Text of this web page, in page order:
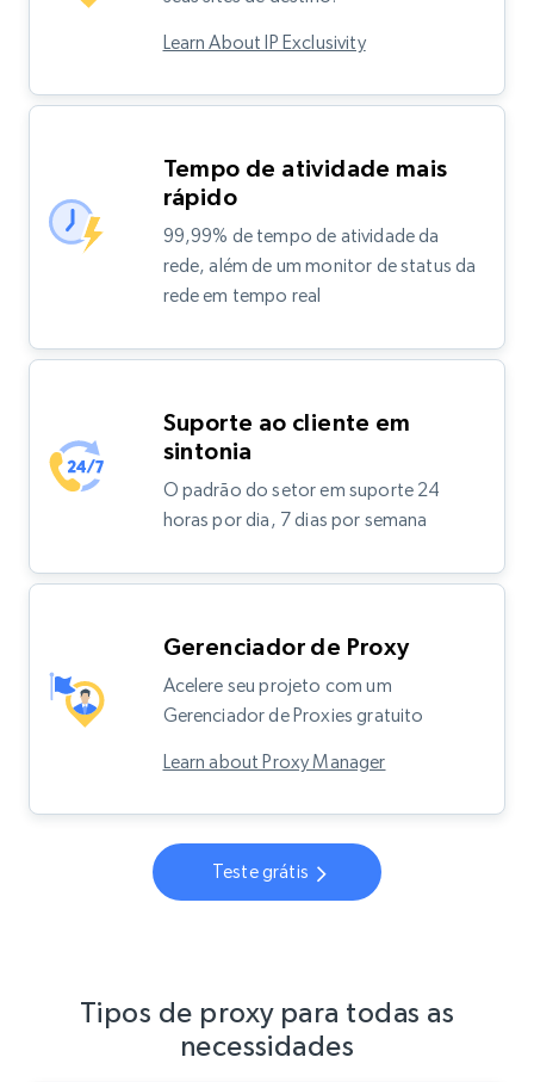
Learn About IP Exclusivity
Tempo de atividade mais
rápido
99,99% de tempo de atividade da
rede, além de um monitor de status da
rede em tempo real
Suporte ao cliente em
sintonia
O padrão do setor em suporte 24
horas por dia, 7 dias por semana
Gerenciador de Proxy
Acelere seu projeto com um
Gerenciador de Proxies gratuito
Learn about Proxy Manager
Teste grátis
Tipos de proxy para todas as
necessidades